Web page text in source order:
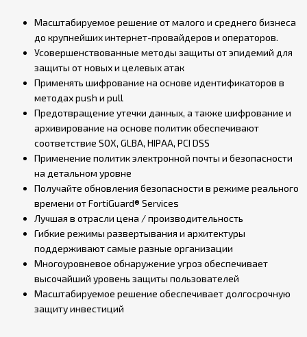
Масштабируемое решение от малого и среднего бизнеса
до крупнейших интернет-провайдеров и операторов.
Усовершенствованные методы защиты от эпидемий для
защиты от новых и целевых атак
Применять шифрование на основе идентификаторов в
методах push и pull
Предотвращение утечки данных, а также шифрование и
архивирование на основе политик обеспечивают
соответствие SOX, GLBA, HIPAA, PCI DSS
Применение политик электронной почты и безопасности
на детальном уровне
Получайте обновления безопасности в режиме реального
времени от FortiGuard® Services
Лучшая в отрасли цена / производительность
Гибкие режимы развертывания и архитектуры
поддерживают самые разные организации
Многоуровневое обнаружение угроз обеспечивает
высочайший уровень защиты пользователей
Масштабируемое решение обеспечивает долгосрочную
защиту инвестиций